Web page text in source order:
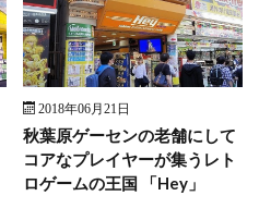
2018年06月21日
秋葉原ゲーセンの老舗にして
コアなプレイヤーが集うレト
ロゲームの王国 「Hey」